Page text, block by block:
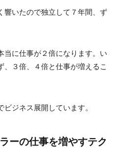
響いたので独立して７年間、ず
当に仕事が２倍になります。い
３倍、４倍と仕事が増えるこ
ジネス展開しています。
ーの仕事を増やすテク